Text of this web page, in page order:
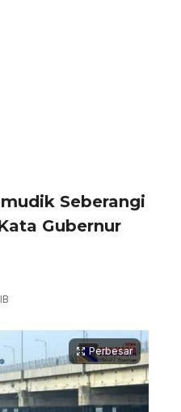
Seberangi
Gubernur
Perbesar